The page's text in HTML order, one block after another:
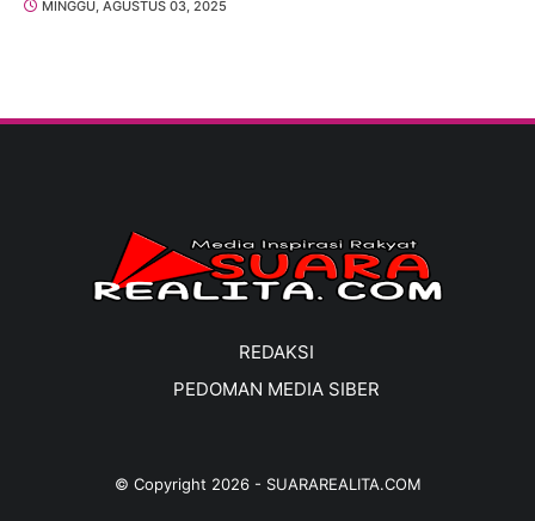
MINGGU, AGUSTUS 03, 2025
REDAKSI
PEDOMAN MEDIA SIBER
© Copyright 2026- SUARAREALITA.COM